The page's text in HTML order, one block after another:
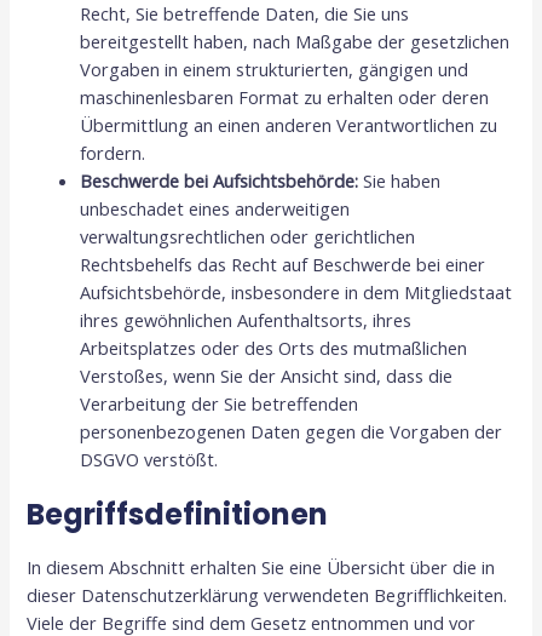
Recht, Sie betreffende Daten, die Sie uns
bereitgestellt haben, nach Maßgabe der gesetzlichen
Vorgaben in einem strukturierten, gängigen und
maschinenlesbaren Format zu erhalten oder deren
Übermittlung an einen anderen Verantwortlichen zu
fordern.
Beschwerde bei Aufsichtsbehörde: Sie haben
unbeschadet eines anderweitigen
verwaltungsrechtlichen oder gerichtlichen
Rechtsbehelfs das Recht auf Beschwerde bei einer
Aufsichtsbehörde, insbesondere in dem Mitgliedstaat
ihres gewöhnlichen Aufenthaltsorts, ihres
Arbeitsplatzes oder des Orts des mutmaßlichen
Verstoßes, wenn Sie der Ansicht sind, dass die
Verarbeitung der Sie betreffenden
personenbezogenen Daten gegen die Vorgaben der
DSGVO verstößt.
Begriffsdefinitionen
In diesem Abschnitt erhalten Sie eine Übersicht über die in
dieser Datenschutzerklärung verwendeten Begrifflichkeiten.
Viele der Begriffe sind dem Gesetz entnommen und vor